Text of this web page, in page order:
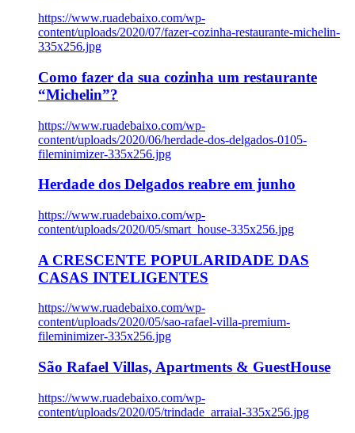
https://www.ruadebaixo.com/wp-
content/uploads/2020/07/fazer-cozinha-restaurante-michelin-
335x256.jpg
Como fazer da sua cozinha um restaurante
“Michelin”?
https://www.ruadebaixo.com/wp-
content/uploads/2020/06/herdade-dos-delgados-0105-
fileminimizer-335x256.jpg
Herdade dos Delgados reabre em junho
https://www.ruadebaixo.com/wp-
content/uploads/2020/05/smart_house-335x256.jpg
A CRESCENTE POPULARIDADE DAS
CASAS INTELIGENTES
https://www.ruadebaixo.com/wp-
content/uploads/2020/05/sao-rafael-villa-premium-
fileminimizer-335x256.jpg
São Rafael Villas, Apartments & GuestHouse
https://www.ruadebaixo.com/wp-
content/uploads/2020/05/trindade_arraial-335x256.jpg